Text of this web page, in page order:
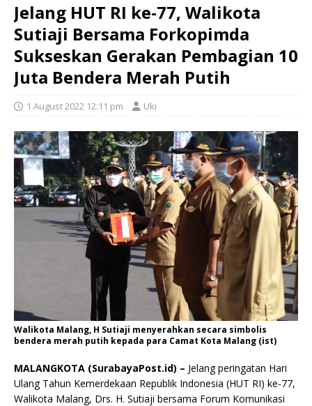
Jelang HUT RI ke-77, Walikota
Sutiaji Bersama Forkopimda
Sukseskan Gerakan Pembagian 10
Juta Bendera Merah Putih
1 August 2022 12:11 pm Uki
Walikota Malang, H Sutiaji menyerahkan secara simbolis
bendera merah putih kepada para Camat Kota Malang (ist)
MALANGKOTA (SurabayaPost.id) – Jelang peringatan Hari
Ulang Tahun Kemerdekaan Republik Indonesia (HUT RI) ke-77,
Walikota Malang, Drs. H. Sutiaji bersama Forum Komunikasi